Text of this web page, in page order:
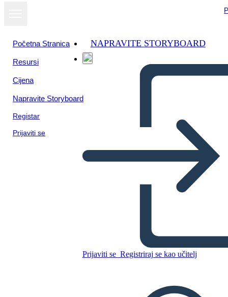
Početna Stranica
Resursi
Cijena
Napravite Storyboard
Registar
Prijaviti se
NAPRAVITE STORYBOARD
Prijaviti se Registriraj se kao učitelj
מכתב מכלא בירמינגהם - אוצר
מילים
Kopirajte ovaj Storyboard